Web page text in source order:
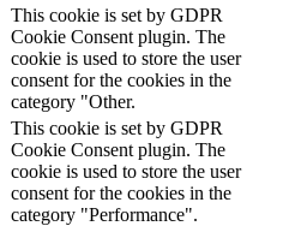
This cookie is set by GDPR
Cookie Consent plugin. The
cookie is used to store the user
consent for the cookies in the
category "Other.
This cookie is set by GDPR
Cookie Consent plugin. The
cookie is used to store the user
consent for the cookies in the
category "Performance".